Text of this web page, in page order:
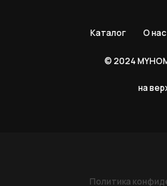
Каталог О нас
© 2024
на
Политика